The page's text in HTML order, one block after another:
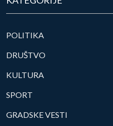
POLITIKA
DRUŠTVO
KULTURA
SPORT
GRADSKE VESTI